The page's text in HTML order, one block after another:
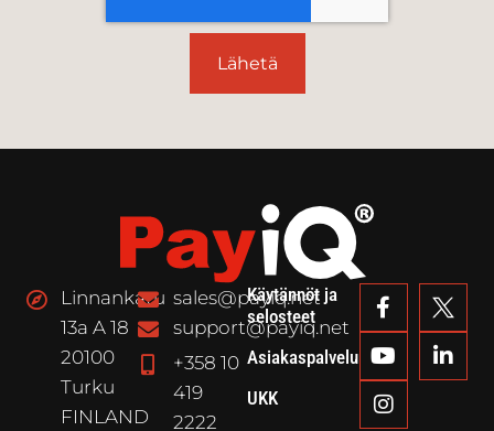
Lähetä
Linnankatu
13a A 18
20100
Turku
FINLAND
sales@payiq.net
support@payiq.net
+358 10
419
2222
Käytännöt ja
selosteet
Asiakaspalvelu
UKK